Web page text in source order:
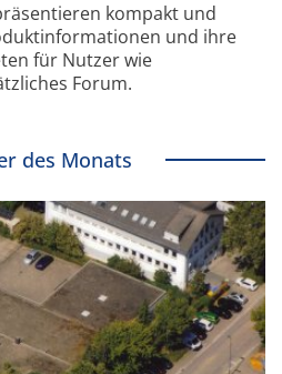
kompakt und
und ihre
für Nutzer wie
Forum.
des Monats